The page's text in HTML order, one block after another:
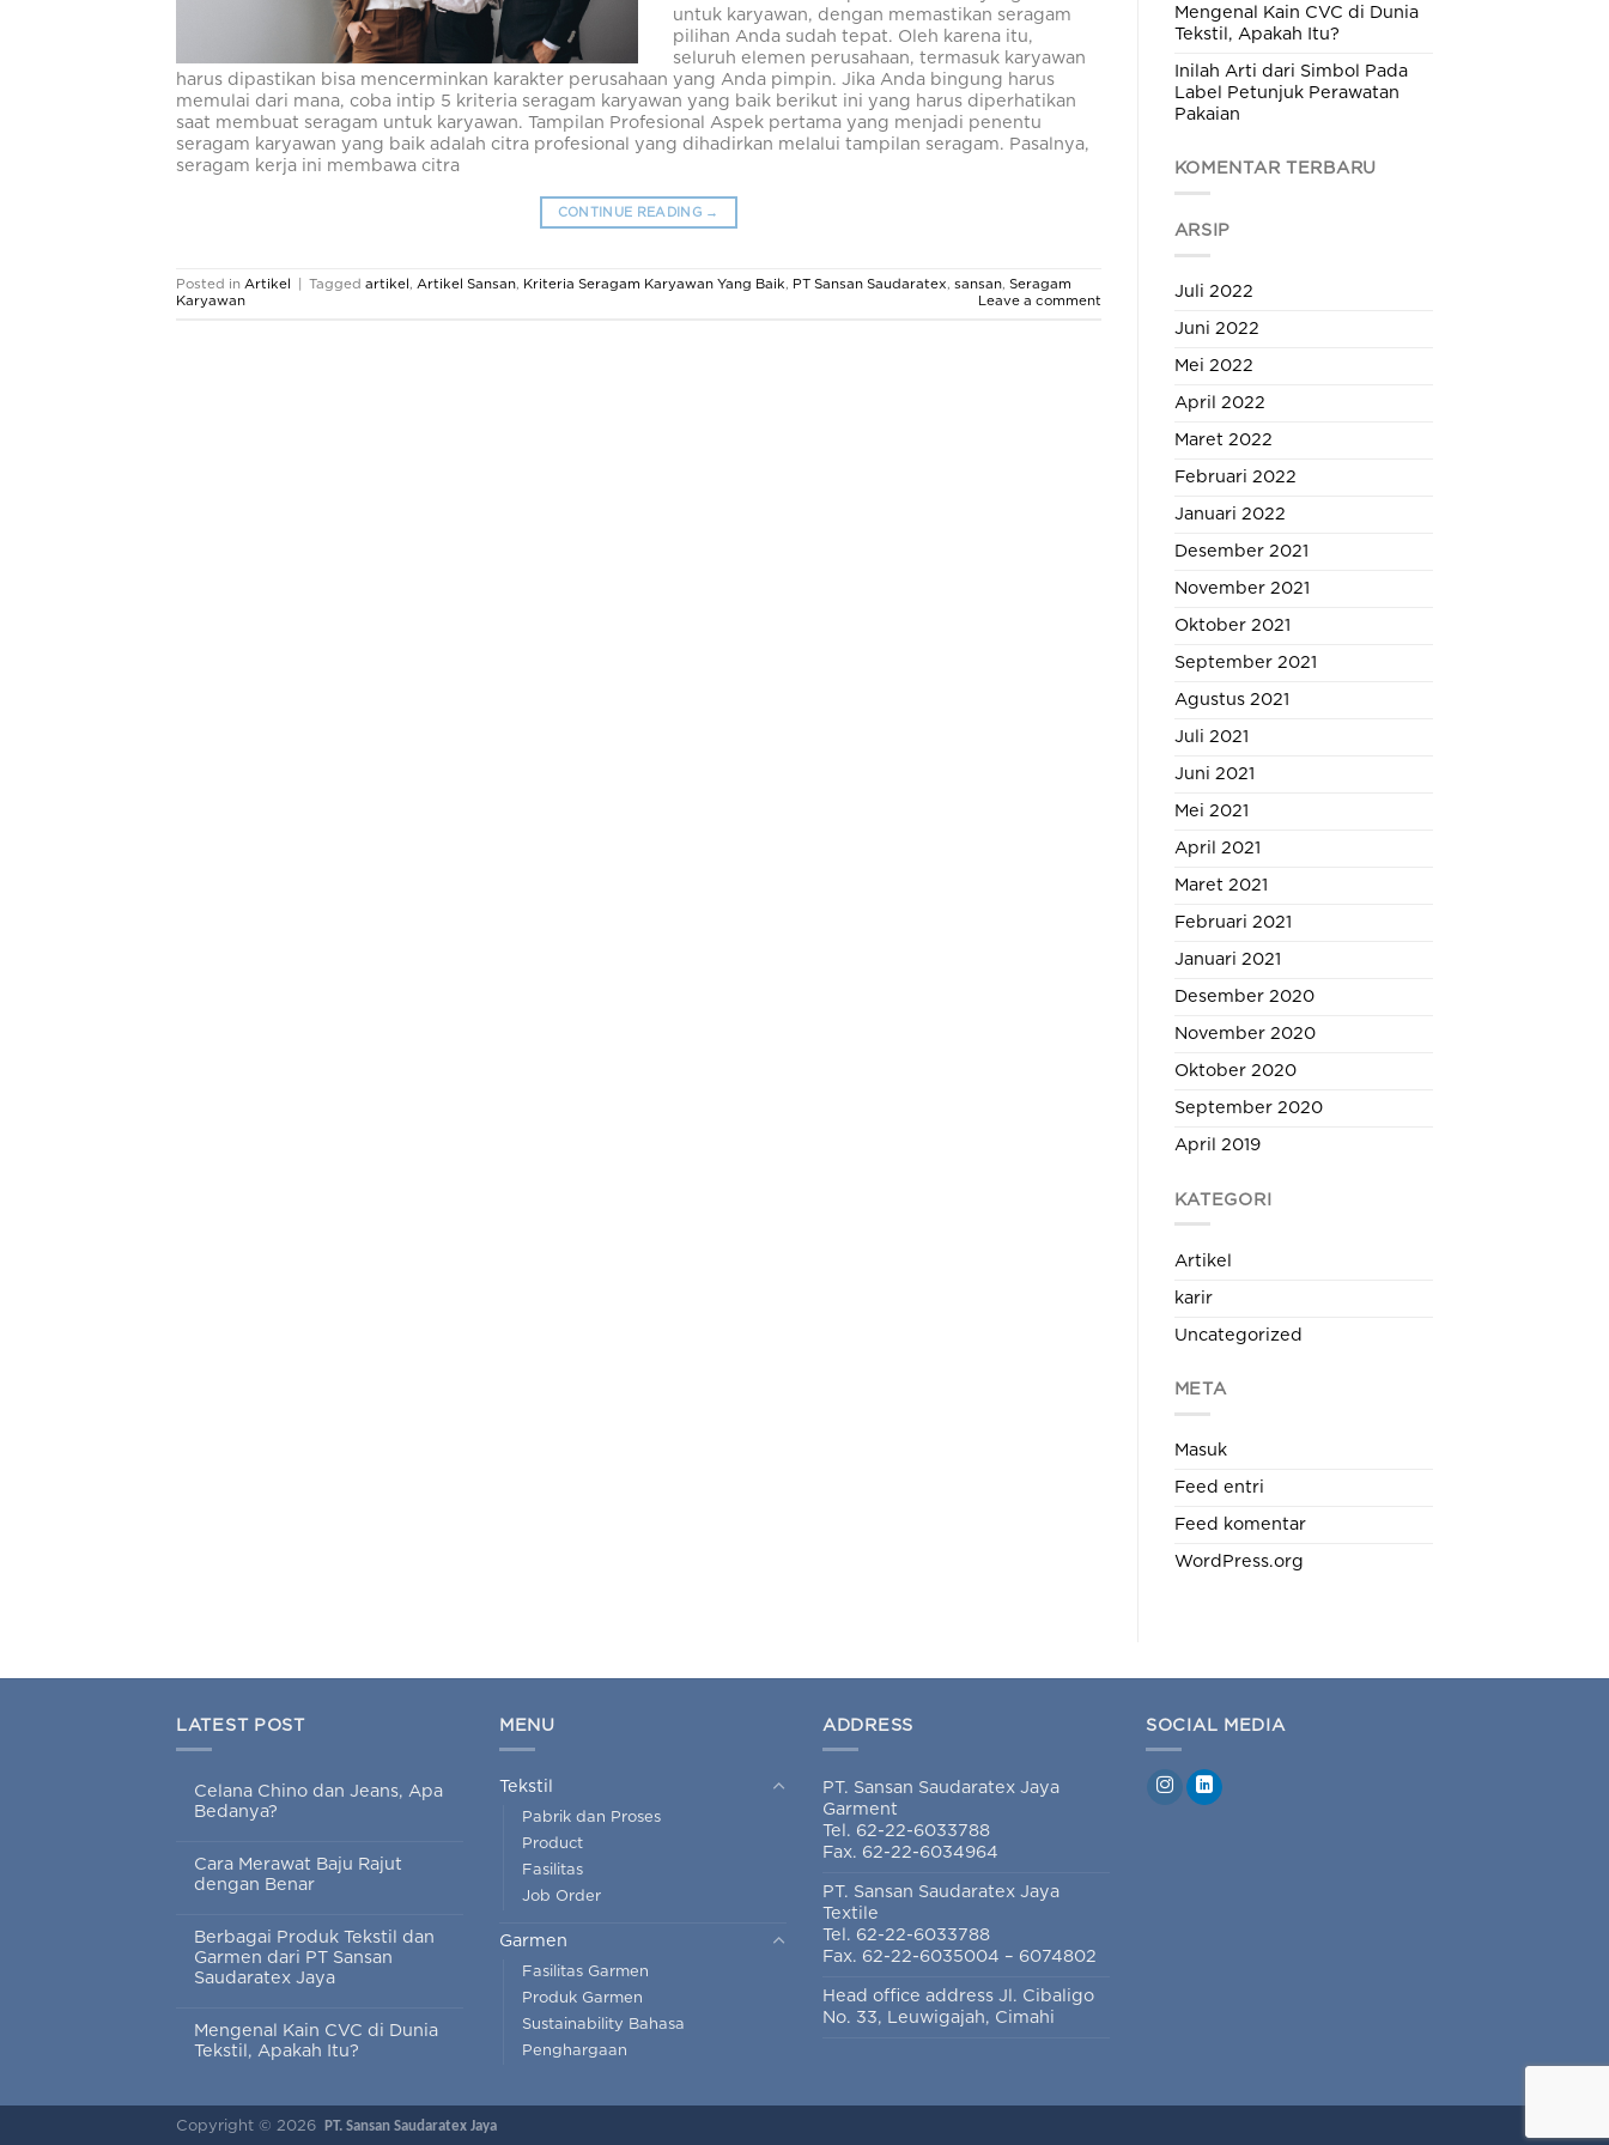
untuk karyawan, dengan memastikan seragam
pilihan Anda sudah tepat. Oleh karena itu,
seluruh elemen perusahaan, termasuk karyawan
harus dipastikan bisa mencerminkan karakter perusahaan yang Anda pimpin. Jika Anda bingung harus
memulai dari mana, coba intip 5 kriteria seragam karyawan yang baik berikut ini yang harus diperhatikan
saat membuat seragam untuk karyawan. Tampilan Profesional Aspek pertama yang menjadi penentu
seragam karyawan yang baik adalah citra profesional yang dihadirkan melalui tampilan seragam. Pasalnya,
seragam kerja ini membawa citra
CONTINUE READING →
Posted in Artikel Tagged artikel , Artikel Sansan, Kriteria Seragam Karyawan Yang Baik, PT Sansan Saudaratex, sansan, Seragam
Karyawan
Leave a comment
Mengenal Kain CVC di Dunia
Tekstil, Apakah Itu?
Inilah Arti dari Simbol Pada
Label Petunjuk Perawatan
Pakaian
KOMENTAR TERBARU
ARSIP
Juli 2022
Juni 2022
Mei 2022
April 2022
Maret 2022
Februari 2022
Januari 2022
Desember 2021
November 2021
Oktober 2021
September 2021
Agustus 2021
Juli 2021
Juni 2021
Mei 2021
April 2021
Maret 2021
Februari 2021
Januari 2021
Desember 2020
November 2020
Oktober 2020
September 2020
April 2019
KATEGORI
Artikel
karir
Uncategorized
META
Masuk
Feed entri
Feed komentar
WordPress.org
LATEST POST
Celana Chino dan Jeans, Apa
Bedanya?
Cara Merawat Baju Rajut
dengan Benar
Berbagai Produk Tekstil dan
Garmen dari PT Sansan
Saudaratex Jaya
Mengenal Kain CVC di Dunia
Tekstil, Apakah Itu?
MENU
Tekstil
Pabrik dan Proses
Product
Fasilitas
Job Order
Garmen
Fasilitas Garmen
Produk Garmen
Sustainability Bahasa
Penghargaan
ADDRESS
PT. Sansan Saudaratex Jaya
Garment
Tel. 62-22-6033788
Fax. 62-22-6034964
PT. Sansan Saudaratex Jaya
Textile
Tel. 62-22-6033788
Fax. 62-22-6035004 – 6074802
Head office address Jl. Cibaligo
No. 33, Leuwigajah, Cimahi
SOCIAL MEDIA
Copyright © 2026 PT. Sansan Saudaratex Jaya